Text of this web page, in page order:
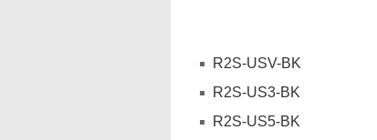
R2S-USV-BK
R2S-US3-BK
R2S-US5-BK